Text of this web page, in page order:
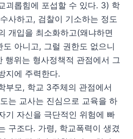
괴롭힘에 포섭할 수 있다. 3) 학
사하고, 검찰이 기소하는 정도
개입을 최소화하고(왜냐하면
도 아니고, 그럴 권한도 없으니
행위는 형사정책적 관점에서 그
지에 주력한다.
부모, 학교 3주체의 관점에서
는 교사는 진심으로 교육을 하
기 자신을 극단적인 위험에 빠
구조다. 가령, 학교폭력이 생겼